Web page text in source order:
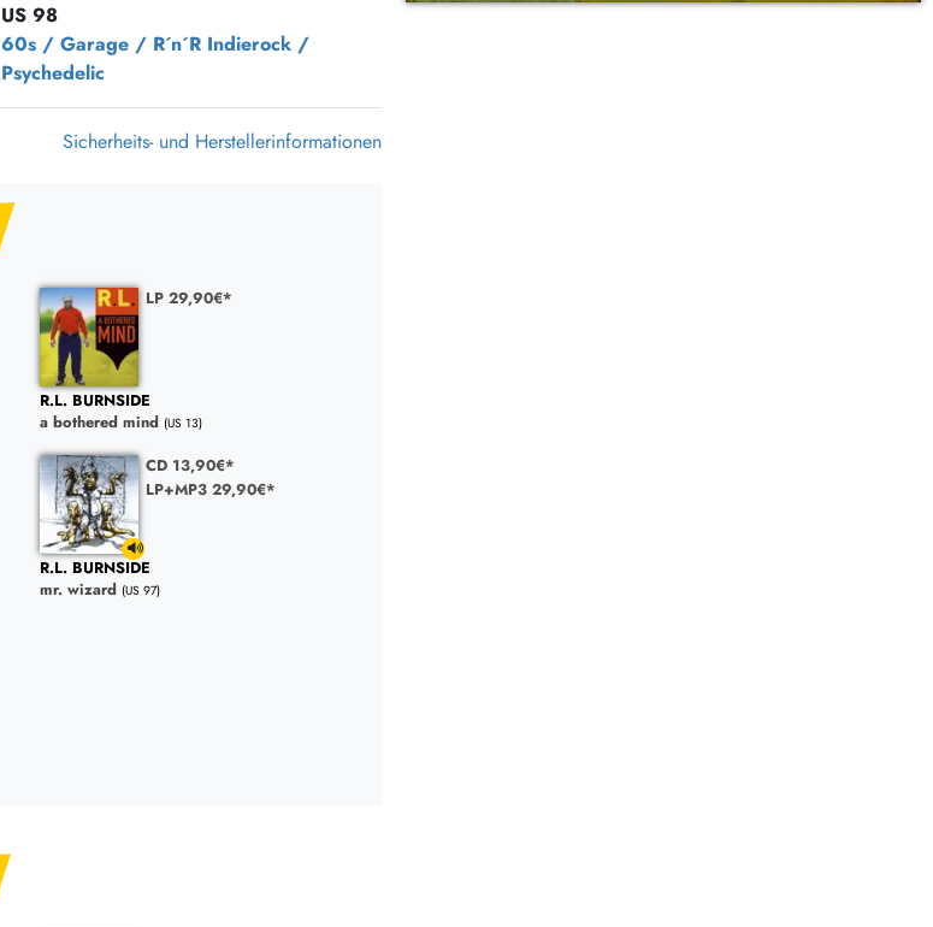
FLIGHT 13 REC. SALE
Epitaph Vinyl Günstiger
US 98
60s / Garage / R´n´R Indierock /
Psychedelic
Sicherheits- und Herstellerinformationen
LP 29,90€*
R.L. BURNSIDE
a bothered mind (US 13)
CD 13,90€*
LP+MP3 29,90€*
R.L. BURNSIDE
mr. wizard (US 97)